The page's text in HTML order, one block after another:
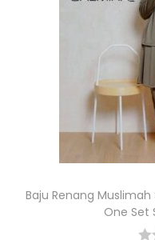
Baju Renang
One Set